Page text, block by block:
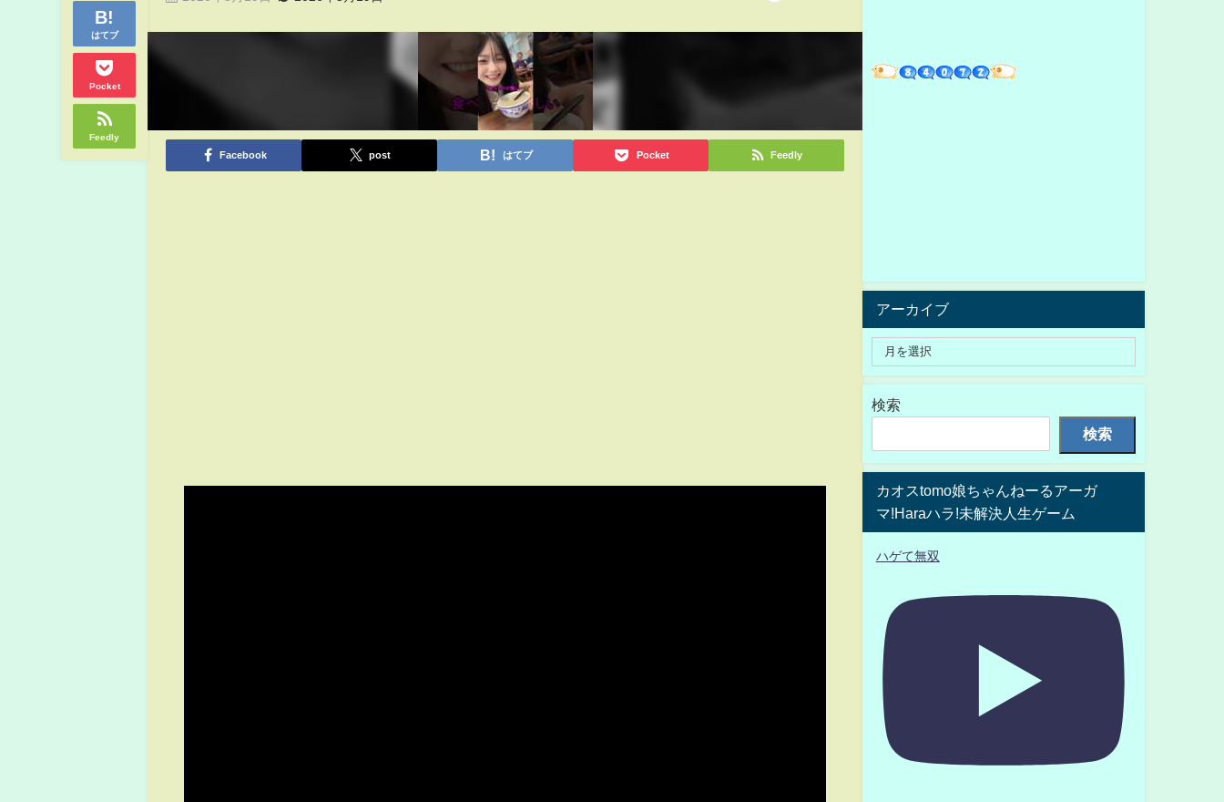
はてブ
Pocket
Feedly
Facebook post はてブ Pocket Feedly
アーカイブ
検索
検索
カオスtomo娘ちゃんねーるアーガ
マ!Haraハラ!未解決人生ゲーム
ハゲて無双